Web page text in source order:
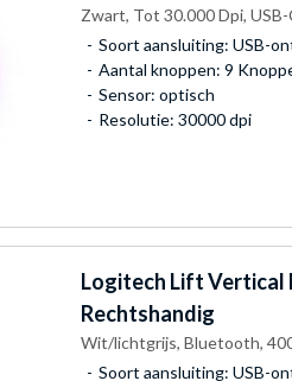
Zwart, Tot 30.000 Dpi,
Soort aansluiting: USB-
Aantal knoppen: 9
Sensor: optisch
Resolutie: 30000 dpi
Logitech Lift Vertical
Rechtshandig
Wit/lichtgrijs, Bluetooth,
Soort aansluiting: USB-